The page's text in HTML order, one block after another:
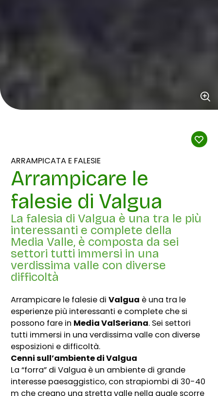
ARRAMPICATA E FALESIE
Arrampicare le
falesie di Valgua
La falesia di Valgua è una tra le più
interessanti e complete della
Media Valle, è composta da sei
settori tutti immersi in una
verdissima valle con diverse
difficoltà
Arrampicare le falesie diValgua è una tra le
esperienze più interessanti e complete che si
possono fare in Media ValSeriana. Sei settori
tutti immersi in una verdissima valle con diverse
esposizioni e difficoltà.
Cenni sull’ambiente di Valgua
La “forra” di Valgua è un ambiente di grande
interesse paesaggistico, con strapiombi di 30-40
m che creano una stretta valle nella quale scorre